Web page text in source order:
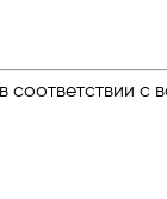
соответствии с